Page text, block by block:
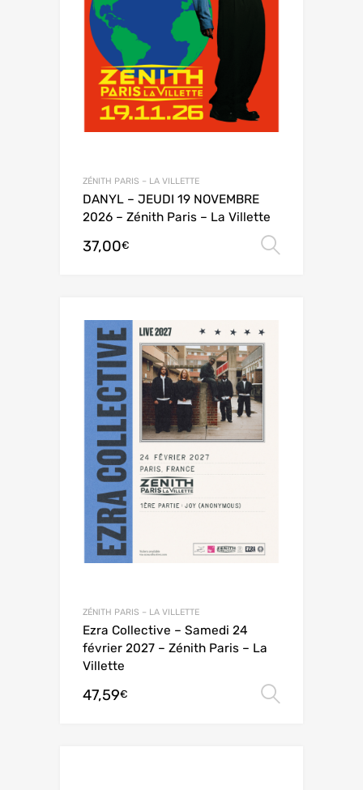
ZÉNITH PARIS – LA VILLETTE
DANYL – JEUDI 19 NOVEMBRE
2026 – Zénith Paris – La Villette
37,00€
ZÉNITH PARIS – LA VILLETTE
Ezra Collective – Samedi 24
février 2027 – Zénith Paris – La
Villette
47,59€